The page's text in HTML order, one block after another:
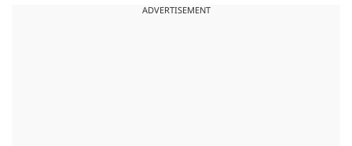
ADVERTISEMENT